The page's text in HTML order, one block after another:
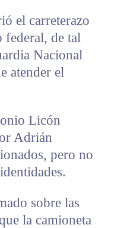
el carreterazo
federal, de tal
Nacional
atender el
Licón
Adrián
pero no
sobre las
la camioneta